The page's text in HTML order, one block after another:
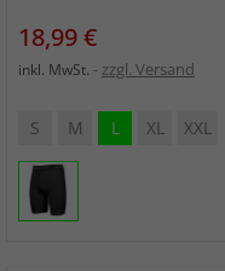
Preis
18,99 €
inkl. MwSt. zzgl. Versand
S M L XL XXL